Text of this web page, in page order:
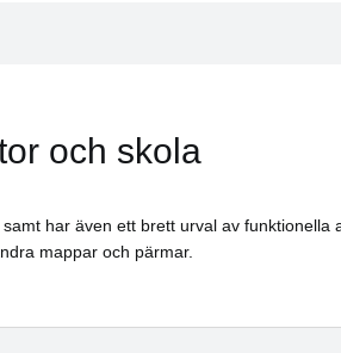
och skola
har även ett brett urval av
mappar och pärmar.